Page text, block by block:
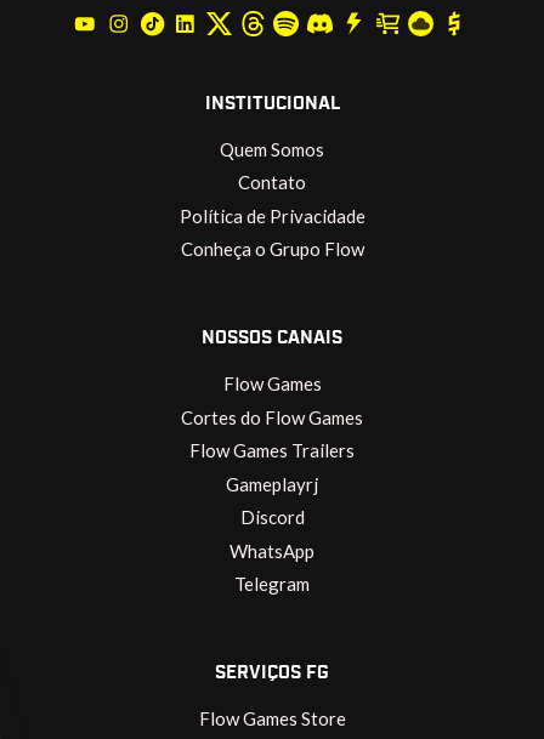
INSTITUCIONAL
Quem Somos
Contato
Política de Privacidade
Conheça o Grupo Flow
NOSSOS CANAIS
Flow Games
Cortes do Flow Games
Flow Games Trailers
Gameplayrj
Discord
WhatsApp
Telegram
SERVIÇOS FG
Flow Games Store